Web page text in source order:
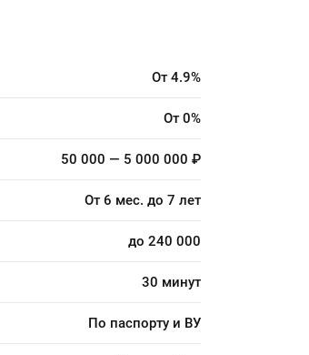
От 4.9%
От 0%
50 000 — 5 000 000 ₽
От 6 мес. до 7 лет
до 240 000
30 минут
По паспорту и ВУ